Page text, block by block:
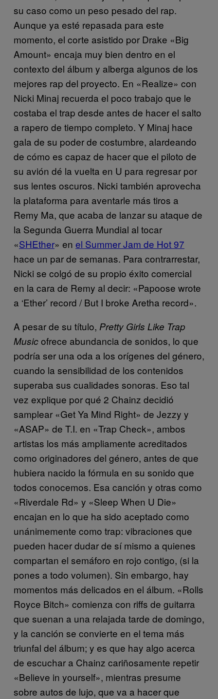
su caso como un peso pesado del rap.
Aunque ya esté repasada para este
momento, el corte asistido por Drake «Big
Amount» encaja muy bien dentro en el
contexto del álbum y alberga algunos de los
mejores rap del proyecto. En «Realize» con
Nicki Minaj recuerda el poco trabajo que le
costaba el trap desde antes de hacer el salto
a rapero de tiempo completo. Y Minaj hace
gala de su poder de costumbre, alardeando
de cómo es capaz de hacer que el piloto de
su avión dé la vuelta en U para regresar por
sus lentes oscuros. Nicki también aprovecha
la plataforma para aventarle más tiros a
Remy Ma, que acaba de lanzar su ataque de
la Segunda Guerra Mundial al tocar
«SHEther» en el Summer Jam de Hot 97
hace un par de semanas. Para contrarrestar,
Nicki se colgó de su propio éxito comercial
en la cara de Remy al decir: «Papoose wrote
a ‘Ether’ record / But I broke Aretha record».
A pesar de su título, Pretty Girls Like Trap
Musicofrece abundancia de sonidos, lo que
podría ser una oda a los orígenes del género,
cuando la sensibilidad de los contenidos
superaba sus cualidades sonoras. Eso tal
vez explique por qué 2 Chainz decidió
samplear «Get Ya Mind Right» de Jezzy y
«ASAP» de T.I. en «Trap Check», ambos
artistas los más ampliamente acreditados
como originadores del género, antes de que
hubiera nacido la fórmula en su sonido que
todos conocemos. Esa canción y otras como
«Riverdale Rd» y «Sleep When U Die»
encajan en lo que ha sido aceptado como
unánimemente como trap: vibraciones que
pueden hacer dudar de sí mismo a quienes
compartan el semáforo en rojo contigo, (si la
pones a todo volumen). Sin embargo, hay
momentos más delicados en el álbum. «Rolls
Royce Bitch» comienza con riffs de guitarra
que suenan a una relajada tarde de domingo,
y la canción se convierte en el tema más
triunfal del álbum; y es que hay algo acerca
de escuchar a Chainz cariñosamente repetir
«Believe in yourself», mientras presume
sobre autos de lujo, que va a hacer que